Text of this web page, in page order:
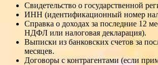
Свидетельство о государственной
ИНН (идентификационный номер
Справка о доходах за последние 12
НДФЛ или налоговая декларация).
Выписки из банковских счетов за
месяцев.
Договоры с контрагентами (если